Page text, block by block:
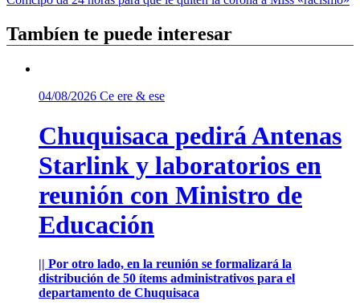
Tambíen te puede interesar
04/08/2026 Ce ere & ese
Chuquisaca pedirá Antenas
Starlink y laboratorios en
reunión con Ministro de
Educación
|| Por otro lado, en la reunión se formalizará la
distribución de 50 ítems administrativos para el
departamento de Chuquisaca